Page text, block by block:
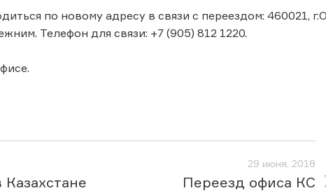
по новому адресу в связи с переездом: 460021,
Телефон для связи: +7 (905) 812 1220.
29 июня, 2018
Переезд офиса КС